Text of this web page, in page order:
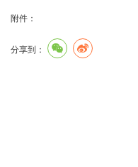
附件：
分享到：